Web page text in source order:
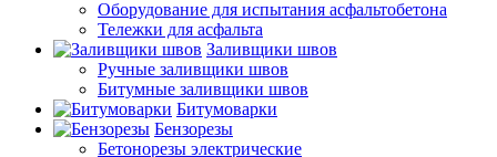
Оборудование для испытания асфальтобетона
Тележки для асфальта
Заливщики швов
Ручные заливщики швов
Битумные заливщики швов
Битумоварки
Бензорезы
Бетонорезы электрические